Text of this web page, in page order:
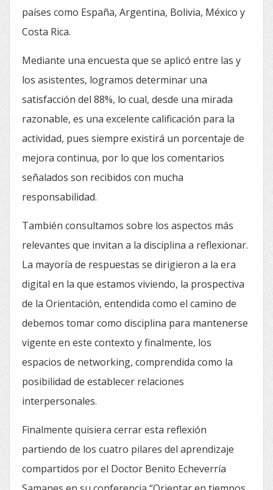
países como España, Argentina, Bolivia, México y
Costa Rica.
Mediante una encuesta que se aplicó entre las y
los asistentes, logramos determinar una
satisfacción del 88%, lo cual, desde una mirada
razonable, es una excelente calificación para la
actividad, pues siempre existirá un porcentaje de
mejora continua, por lo que los comentarios
señalados son recibidos con mucha
responsabilidad.
También consultamos sobre los aspectos más
relevantes que invitan a la disciplina a reflexionar.
La mayoría de respuestas se dirigieron a la era
digital en la que estamos viviendo, la prospectiva
de la Orientación, entendida como el camino de
debemos tomar como disciplina para mantenerse
vigente en este contexto y finalmente, los
espacios de networking, comprendida como la
posibilidad de establecer relaciones
interpersonales.
Finalmente quisiera cerrar esta reflexión
partiendo de los cuatro pilares del aprendizaje
compartidos por el Doctor Benito Echeverría